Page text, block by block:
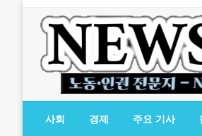
뉴스필드
노동·인권 전문지
사회 경제 주요 기사